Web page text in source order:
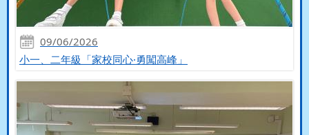
09/06/2026
小一、二年級「家校同心·勇闖高峰」